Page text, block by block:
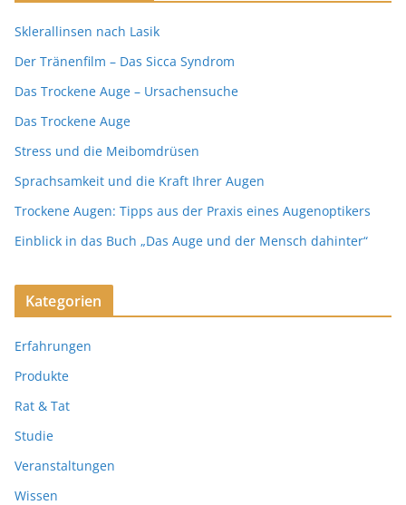
Sklerallinsen nach Lasik
Der Tränenfilm – Das Sicca Syndrom
Das Trockene Auge – Ursachensuche
Das Trockene Auge
Stress und die Meibomdrüsen
Sprachsamkeit und die Kraft Ihrer Augen
Trockene Augen: Tipps aus der Praxis eines Augenoptikers
Einblick in das Buch „Das Auge und der Mensch dahinter“
Kategorien
Erfahrungen
Produkte
Rat & Tat
Studie
Veranstaltungen
Wissen